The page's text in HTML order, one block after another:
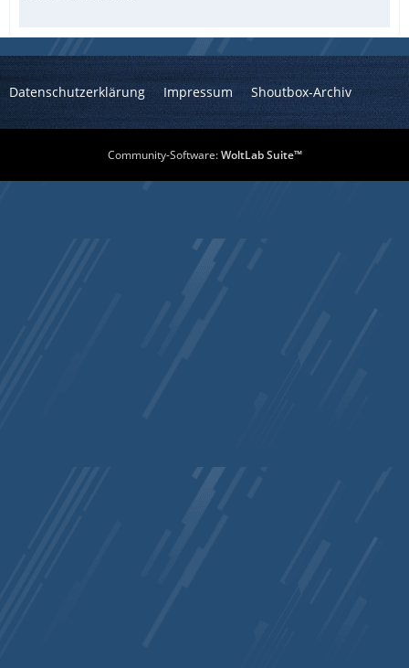
Datenschutzerklärung Impressum Shoutbox-Archiv
Community-Software:WoltLab Suite™